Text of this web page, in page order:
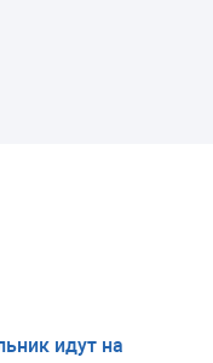
идут на